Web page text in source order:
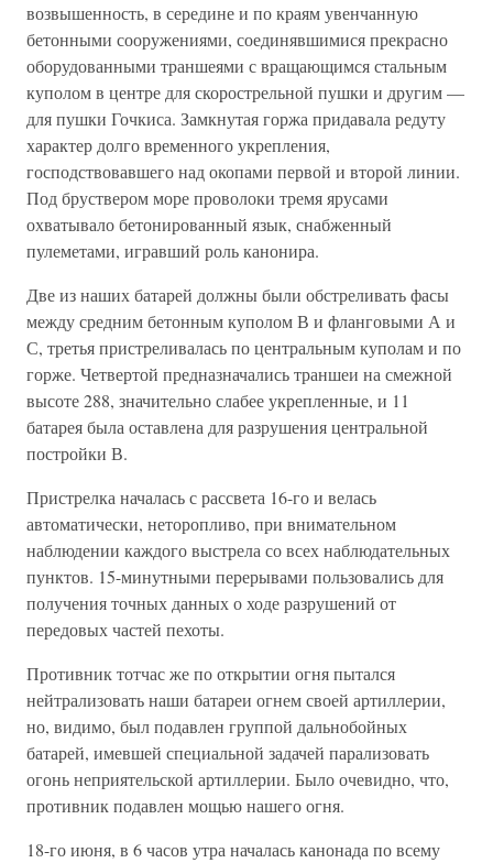
возвышенность, в середине и по краям увенчанную
бетонными сооружениями, соединявшимися прекрасно
оборудованными траншеями с вращающимся стальным
куполом в центре для скорострельной пушки и другим —
для пушки Гочкиса. Замкнутая горжа придавала редуту
характер долго временного укрепления,
господствовавшего над окопами первой и второй линии.
Под бруствером море проволоки тремя ярусами
охватывало бетонированный язык, снабженный
пулеметами, игравший роль канонира.
Две из наших батарей должны были обстреливать фасы
между средним бетонным куполом В и фланговыми А и
С, третья пристреливалась по центральным куполам и по
горже. Четвертой предназначались траншеи на смежной
высоте 288, значительно слабее укрепленные, и 11
батарея была оставлена для разрушения центральной
постройки В.
Пристрелка началась с рассвета 16-го и велась
автоматически, неторопливо, при внимательном
наблюдении каждого выстрела со всех наблюдательных
пунктов. 15-минутными перерывами пользовались для
получения точных данных о ходе разрушений от
передовых частей пехоты.
Противник тотчас же по открытии огня пытался
нейтрализовать наши батареи огнем своей артиллерии,
но, видимо, был подавлен группой дальнобойных
батарей, имевшей специальной задачей парализовать
огонь неприятельской артиллерии. Было очевидно, что,
противник подавлен мощью нашего огня.
18-го июня, в 6 часов утра началась канонада по всему